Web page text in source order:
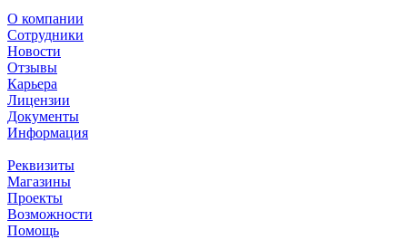
О компании
Сотрудники
Новости
Отзывы
Карьера
Лицензии
Документы
Информация
Реквизиты
Магазины
Проекты
Возможности
Помощь